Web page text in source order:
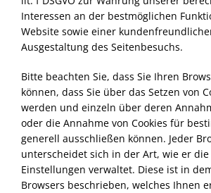
Interessen an der bestmöglichen
Website sowie einer
Ausgestaltung des Seitenbesuchs.
Bitte beachten Sie, dass Sie Ihren
können, dass Sie über das Setzen von
werden und einzeln über deren
oder die Annahme von Cookies für
generell ausschließen können. Jeder
unterscheidet sich in der Art, wie er die
Einstellungen verwaltet. Diese ist in
Browsers beschrieben, welches Ihnen